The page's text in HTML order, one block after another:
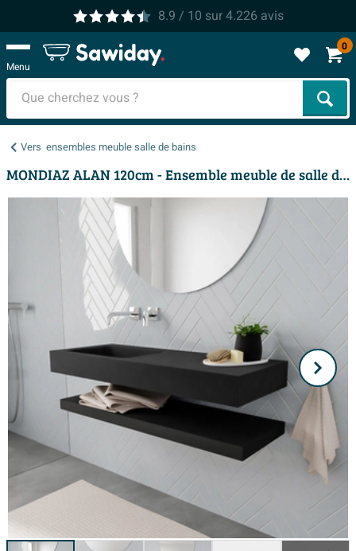
8.9 / 10 sur4.226 avis
Menu
0
Vers ensembles meuble salle de bains
MONDIAZ ALAN 120cm - Ensemble meuble de salle de bains - solid surface - tablette avec lavabo suspendu - vasque à gauche - 0 trous de robinet - urban